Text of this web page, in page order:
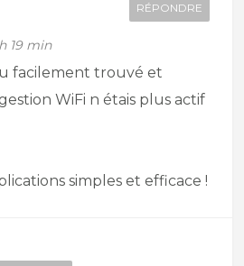
19 min
RÉPONDRE
facilement trouvé et
WiFi n étais plus actif
simples et efficace !